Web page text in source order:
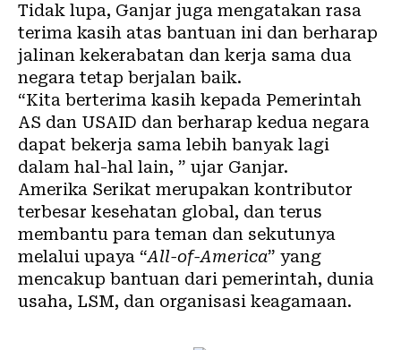
Tidak lupa, Ganjar juga mengatakan rasa
terima kasih atas bantuan ini dan berharap
jalinan kekerabatan dan kerja sama dua
negara tetap berjalan baik.
“Kita berterima kasih kepada Pemerintah
AS dan USAID dan berharap kedua negara
dapat bekerja sama lebih banyak lagi
dalam hal-hal lain, ” ujar Ganjar.
Amerika Serikat merupakan kontributor
terbesar kesehatan global, dan terus
membantu para teman dan sekutunya
melalui upaya “All-of-America” yang
mencakup bantuan dari pemerintah, dunia
usaha, LSM, dan organisasi keagamaan.